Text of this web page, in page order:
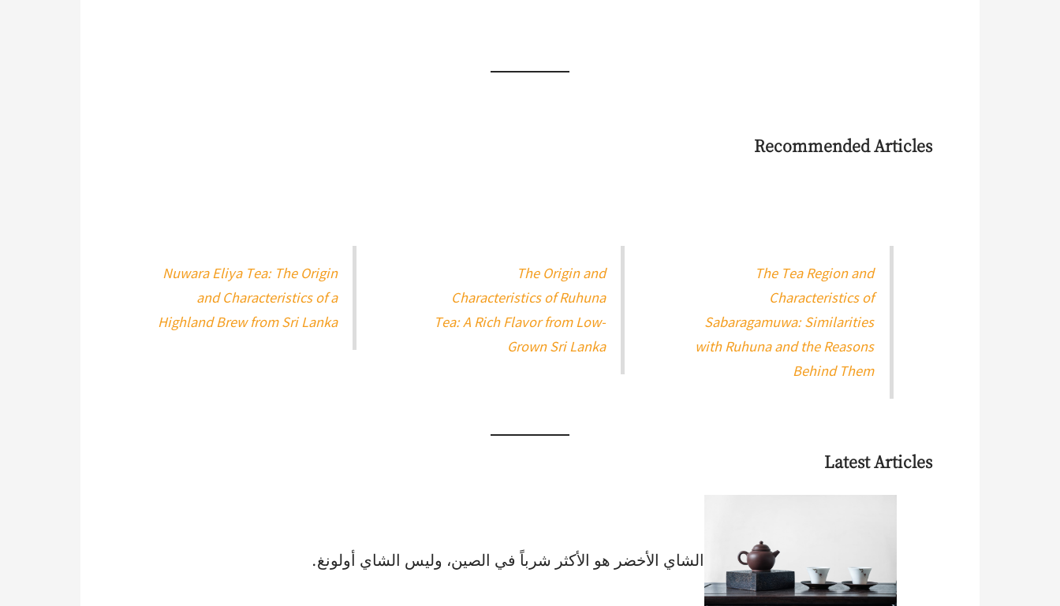
Recommended Articles
The Tea Region and
Characteristics of
Sabaragamuwa: Similarities
with Ruhuna and the Reasons
Behind Them
The Origin and
Characteristics of Ruhuna
Tea: A Rich Flavor from Low-
Grown Sri Lanka
Nuwara Eliya Tea: The Origin
and Characteristics of a
Highland Brew from Sri Lanka
Latest Articles
الشاي الأخضر هو الأكثر شرباً في الصين، وليس الشاي أولونغ.